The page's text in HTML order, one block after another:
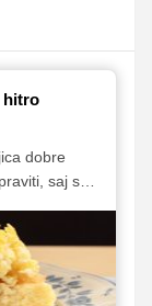
hitro
dobre
saj se
pa je z nami
in s